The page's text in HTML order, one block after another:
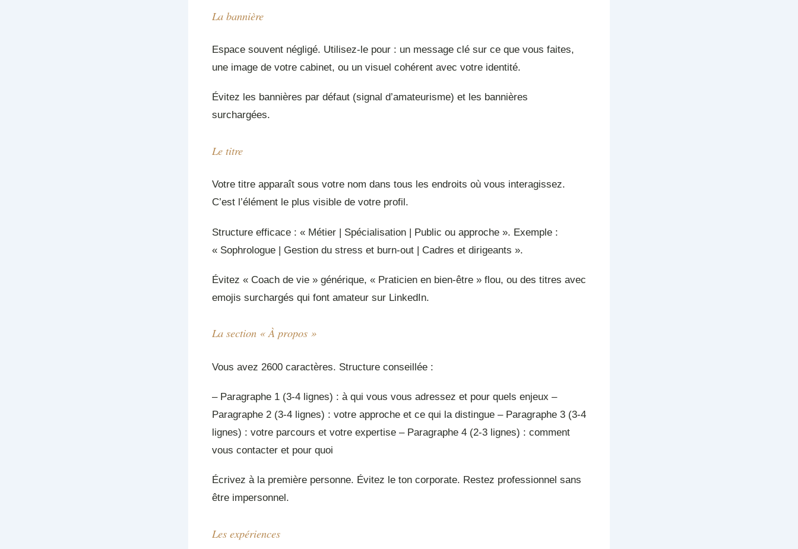
La bannière
Espace souvent négligé. Utilisez-le pour : un message clé sur ce que vous faites,
une image de votre cabinet, ou un visuel cohérent avec votre identité.
Évitez les bannières par défaut (signal d’amateurisme) et les bannières
surchargées.
Le titre
Votre titre apparaît sous votre nom dans tous les endroits où vous interagissez.
C’est l’élément le plus visible de votre profil.
Structure efficace : « Métier | Spécialisation | Public ou approche ». Exemple :
« Sophrologue | Gestion du stress et burn-out | Cadres et dirigeants ».
Évitez « Coach de vie » générique, « Praticien en bien-être » flou, ou des titres avec
emojis surchargés qui font amateur sur LinkedIn.
La section « À propos »
Vous avez 2600 caractères. Structure conseillée :
– Paragraphe 1 (3-4 lignes) : à qui vous vous adressez et pour quels enjeux –
Paragraphe 2 (3-4 lignes) : votre approche et ce qui la distingue – Paragraphe 3 (3-4
lignes) : votre parcours et votre expertise – Paragraphe 4 (2-3 lignes) : comment
vous contacter et pour quoi
Écrivez à la première personne. Évitez le ton corporate. Restez professionnel sans
être impersonnel.
Les expériences